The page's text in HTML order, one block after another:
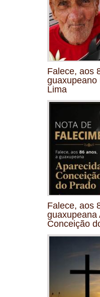
Falece, aos
guaxupeano
Lima
Falece, aos
guaxupeana
Conceição